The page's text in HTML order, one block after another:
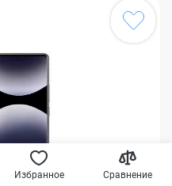
Избранное Сравнение